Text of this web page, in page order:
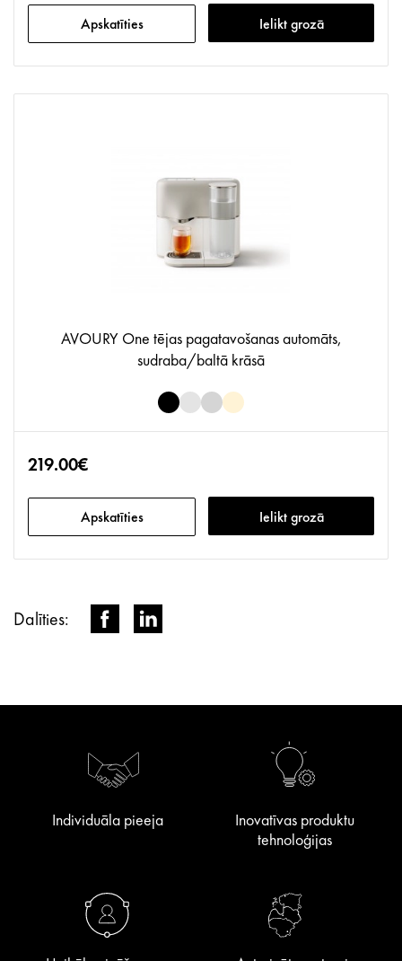
Apskatīties Ielikt grozā
AVOURY One tējas pagatavošanas automāts,
sudraba/baltā krāsā
219.00€
Apskatīties Ielikt grozā
Dalīties:
Individuāla pieeja
Inovatīvas produktu
tehnoloģijas